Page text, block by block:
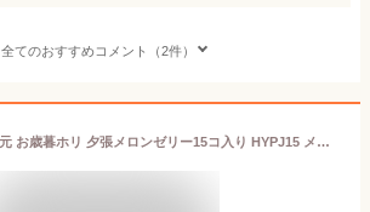
全てのおすすめコメント（2件）
送料無料 お中元 お歳暮ホリ 夕張メロンゼリー15コ入り HYPJ15 メロンゼリー北海道 ホリ 夕張メロンピュアゼリー (15個入り)（HYPJ15）【専用包装済】「夕張メロンの完熟果肉を贅沢に使用したゼリー」北海道 お土産 ギフト スイーツ ゼリー ギフト